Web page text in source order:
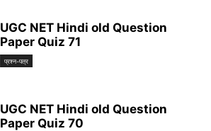
UGC NET Hindi old Question
Paper Quiz 71
प्रश्न-पत्र
UGC NET Hindi old Question
Paper Quiz 70